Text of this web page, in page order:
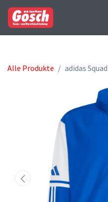
Alle Produkte adidas